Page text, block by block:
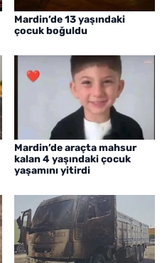
Mardin’de 13 yaşındaki
çocuk boğuldu
Mardin’de araçta mahsur
kalan 4 yaşındaki çocuk
yaşamını yitirdi